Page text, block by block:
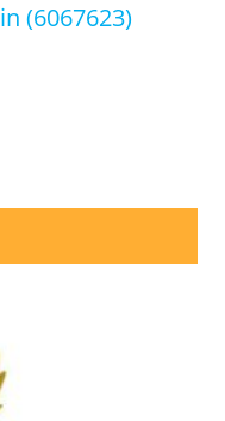
(6067623)